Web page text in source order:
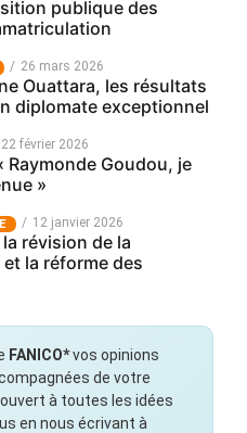
publique des
26 mars 2026
Ouattara, les résultats
diplomate exceptionnel
22 février 2026
Raymonde Goudou, je
»
12 janvier 2026
révision de la
la réforme des
FANICO*vos opinions
de votre
à toutes les idées
en nous écrivant à